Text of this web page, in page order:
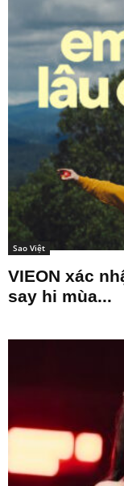
Sao Việt
VIEON xác
say hi mùa...